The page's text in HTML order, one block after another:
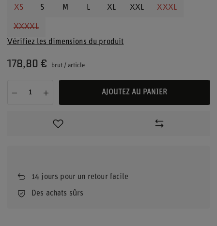
XS
S M L XL XXL XXXL
XXXXL
Vérifiez les dimensions du produit
178,80 € brut / article
AJOUTEZ AU PANIER
14 jours pour un retour facile
Des achats sûrs